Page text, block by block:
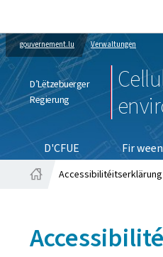
gouvernement.lu Verwaltungen
D’Lëtzebuerger
Regierung
D'CFUE Fir
FIR WEEN?
Accessibilitéitserklärung